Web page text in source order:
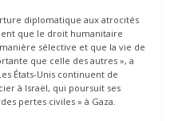
diplomatique aux atrocités
que le droit humanitaire
sélective et que la vie de
que celle des autres », a
États-Unis continuent de
à Israël, qui poursuit ses
pertes civiles » à Gaza.